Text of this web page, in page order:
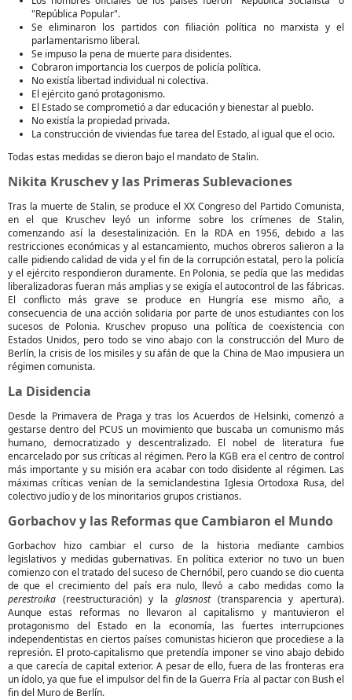
"República Popular".
Se eliminaron los partidos con filiación política no marxista y el
parlamentarismo liberal.
Se impuso la pena de muerte para disidentes.
Cobraron importancia los cuerpos de policía política.
No existía libertad individual ni colectiva.
El ejército ganó protagonismo.
El Estado se comprometió a dar educación y bienestar al pueblo.
No existía la propiedad privada.
La construcción de viviendas fue tarea del Estado, al igual que el ocio.
Todas estas medidas se dieron bajo el mandato de Stalin.
Nikita Kruschev y las Primeras Sublevaciones
Tras la muerte de Stalin, se produce el XX Congreso del Partido Comunista,
en el que Kruschev leyó un informe sobre los crímenes de Stalin,
comenzando así la desestalinización. En la RDA en 1956, debido a las
restricciones económicas y al estancamiento, muchos obreros salieron a la
calle pidiendo calidad de vida y el fin de la corrupción estatal, pero la policía
y el ejército respondieron duramente. En Polonia, se pedía que las medidas
liberalizadoras fueran más amplias y se exigía el autocontrol de las fábricas.
El conflicto más grave se produce en Hungría ese mismo año, a
consecuencia de una acción solidaria por parte de unos estudiantes con los
sucesos de Polonia. Kruschev propuso una política de coexistencia con
Estados Unidos, pero todo se vino abajo con la construcción del Muro de
Berlín, la crisis de los misiles y su afán de que la China de Mao impusiera un
régimen comunista.
La Disidencia
Desde la Primavera de Praga y tras los Acuerdos de Helsinki, comenzó a
gestarse dentro del PCUS un movimiento que buscaba un comunismo más
humano, democratizado y descentralizado. El nobel de literatura fue
encarcelado por sus críticas al régimen. Pero la KGB era el centro de control
más importante y su misión era acabar con todo disidente al régimen. Las
máximas críticas venían de la semiclandestina Iglesia Ortodoxa Rusa, del
colectivo judío y de los minoritarios grupos cristianos.
Gorbachov y las Reformas que Cambiaron el Mundo
Gorbachov hizo cambiar el curso de la historia mediante cambios
legislativos y medidas gubernativas. En política exterior no tuvo un buen
comienzo con el tratado del suceso de Chernóbil, pero cuando se dio cuenta
de que el crecimiento del país era nulo, llevó a cabo medidas como la
perestroika (reestructuración) y la glasnost(transparencia y apertura).
Aunque estas reformas no llevaron al capitalismo y mantuvieron el
protagonismo del Estado en la economía, las fuertes interrupciones
independentistas en ciertos países comunistas hicieron que procediese a la
represión. El proto-capitalismo que pretendía imponer se vino abajo debido
a que carecía de capital exterior. A pesar de ello, fuera de las fronteras era
un ídolo, ya que fue el impulsor del fin de la Guerra Fría al pactar con Bush el
fin del Muro de Berlín.